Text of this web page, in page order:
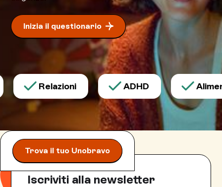
Inizia il questionario
Relazioni ADHD
Trova il tuo Unobravo
Iscriviti alla newsletter